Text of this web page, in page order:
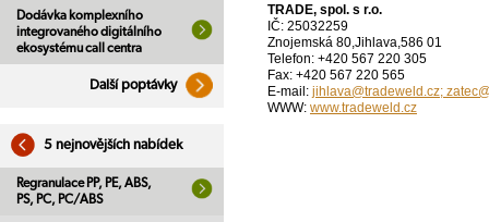
Dodávka komplexního
integrovaného digitálního
ekosystému call centra
Další poptávky
5 nejnovějších nabídek
Regranulace PP, PE, ABS,
PS, PC, PC/ABS
TRADE, spol. s r.o.
IČ: 25032259
Znojemská 80,Jihlava,586 01
Telefon: +420 567 220 305
Fax: +420 567 220 565
E-mail: jihlava@tradeweld.cz;
WWW: www.tradeweld.cz